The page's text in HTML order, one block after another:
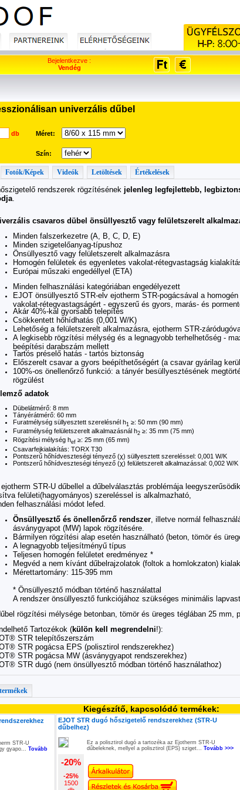
Bejelentkezve :
Vendég
univerzális dűbel
db Méret:
Szín:
Fotók/Képek Videók Letöltések Értékelések
rendszerek rögzítésének jelenleg legfejlettebb,
.
csavaros dübel önsüllyesztő vagy felületszerelt
Minden falszerkezetre (A, B, C, D, E)
Minden szigetelőanyag-típushoz
Önsüllyesztő vagy felületszerelt alkalmazásra
Homogén felületek és egyenletes vakolat-rétegvastagság
Európai műszaki engedéllyel (ETA)
Minden felhasználási kategóriában engedélyezett
EJOT önsüllyesztő STR-elv ejotherm STR-pogácsával a
vakolat-rétegvastagságért - egyszerű és gyors, marás- és
Akár 40%-kal gyorsabb telepítés
Csökkentett hőhídhatás (0,001 W/K)
Lehetőség a felületszerelt alkalmazásra, ejotherm STR-
A legkisebb rögzítési mélység és a legnagyobb terhelhetőség -
beépítési darabszám mellett
Tartós préselő hatás - tartós biztonság
Előszerelt csavar a gyors beépíthetőségért (a csavar gyárilag
100%-os önellenőrző funkció: a tányér besüllyesztésének
rögzülést
adatok
Dübelátmérő: 8 mm
Tányérátmérő: 60 mm
Furatmélység süllyesztett szerelésnél h1 ≥: 50 mm (90 mm)
Furatmélység felületszerelt alkalmazásnál h2 ≥: 35 mm (75 mm)
Rögzítési mélység hef ≥: 25 mm (65 mm)
Csavarfejkialakítás: TORX T30
Pontszerű hőhídveszteségi tényező (χ) süllyesztett szereléssel: 0,001 W/K
Pontszerű hőhídveszteségi tényező (χ) felületszerelt alkalmazással: 0,002 W/K
STR-U dűbellel a dűbelválasztás problémája
felületi(hagyományos) szereléssel is alkalmazható,
felhasználási módot lefed.
Önsüllyesztő és önellenőrző rendszer , illetve normál
ásványgyapot (MW) lapok rögzítésére.
Bármilyen rögzítési alap esetén használható (beton, tömör és
A legnagyobb teljesítményű típus
Teljesen homogén felületet eredményez *
Megvéd a nem kívánt dűbelrajzolatok (foltok a homlokzaton)
Mérettartomány: 115-395 mm
* Önsüllyesztő módban történő használattal
A rendszer önsüllyesztő funkciójához szükséges minimális
rögzítési mélysége betonban, tömör és üreges téglában 25 mm,
Tartozékok (külön kell megrendelni!):
STR telepítőszerszám
STR pogácsa EPS (polisztirol rendszerekhez)
STR pogácsa MW (ásványgyapot rendszerekhez)
STR dugó (nem önsüllyesztő módban történő használathoz)
Kiegészítő, kapcsolódó termékek:
STR-U
gyapo... Tovább
EJOT STR dugó hőszigetelő rendszerekhez (STR-U
dűbelhez)
Ez a polisztirol dugó a tartozéka az Ejotherm STR-U
dűbeleknek, mellyel a polisztirol (EPS) sziget... Tovább >>>
-20%
-25%
1500